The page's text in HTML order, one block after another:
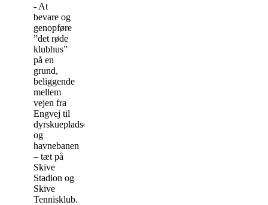
- At
bevare og
genopføre
”det røde
klubhus”
på en
grund,
beliggende
mellem
vejen fra
Engvej til
dyrskuepladsen
og
havnebanen
– tæt på
Skive
Stadion og
Skive
Tennisklub.